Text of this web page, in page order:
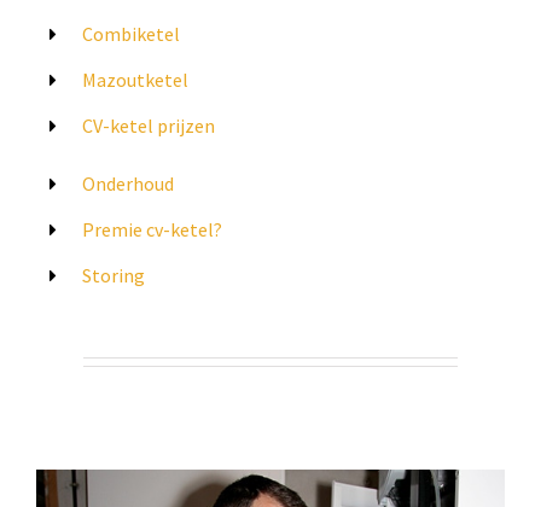
Combiketel
Mazoutketel
CV-ketel prijzen
Onderhoud
Premie cv-ketel?
Storing